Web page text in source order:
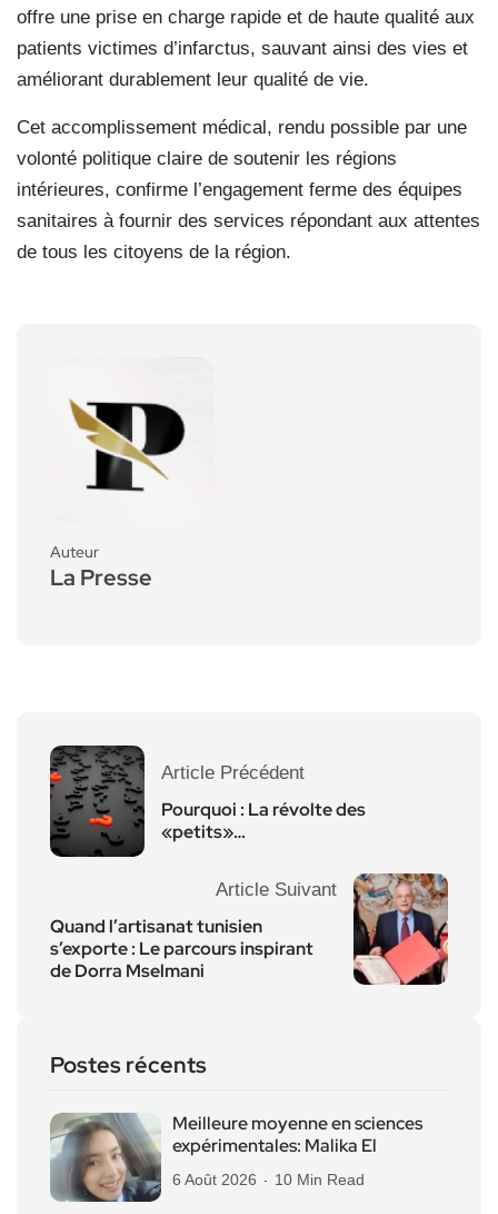
offre une prise en charge rapide et de haute qualité aux
patients victimes d’infarctus, sauvant ainsi des vies et
améliorant durablement leur qualité de vie.
Cet accomplissement médical, rendu possible par une
volonté politique claire de soutenir les régions
intérieures, confirme l’engagement ferme des équipes
sanitaires à fournir des services répondant aux attentes
de tous les citoyens de la région.
Auteur
La Presse
Article Précédent
Pourquoi : La révolte des
«petits»…
Article Suivant
Quand l’artisanat tunisien
s’exporte : Le parcours inspirant
de Dorra Mselmani
Postes récents
Meilleure moyenne en sciences
expérimentales: Malika El
6 Août 2026 10 Min Read